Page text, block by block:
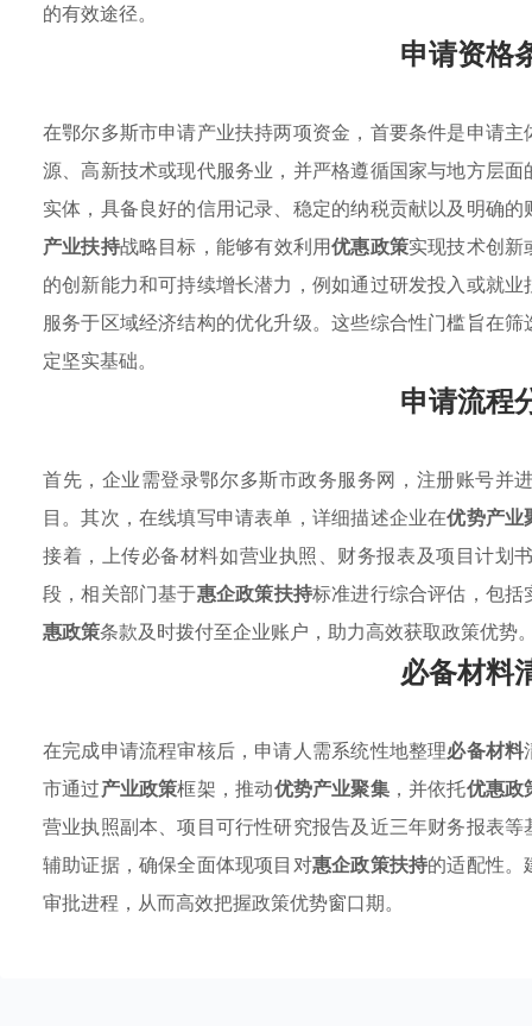
的有效途径。
申请资格
在鄂尔多斯市申请产业扶持两项资金，首要条件是申请
源、高新技术或现代服务业，并严格遵循国家与地方层面
实体，具备良好的信用记录、稳定的纳税贡献以及明确
产业扶持战略目标，能够有效利用优惠政策实现技术创新
的创新能力和可持续增长潜力，例如通过研发投入或就
服务于区域经济结构的优化升级。这些综合性门槛旨在
定坚实基础。
申请流程
首先，企业需登录鄂尔多斯市政务服务网，注册账号并
目。其次，在线填写申请表单，详细描述企业在优势产业
接着，上传必备材料如营业执照、财务报表及项目计划
段，相关部门基于惠企政策扶持标准进行综合评估，包
惠政策条款及时拨付至企业账户，助力高效获取政策优势
必备材料
在完成申请流程审核后，申请人需系统性地整理必备材料
市通过产业政策框架，推动优势产业聚集，并依托优惠政
营业执照副本、项目可行性研究报告及近三年财务报表
辅助证据，确保全面体现项目对惠企政策扶持的适配性。
审批进程，从而高效把握政策优势窗口期。